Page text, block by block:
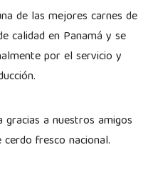
de las mejores carnes de
calidad en Panamá y se
por el servicio y
gracias a nuestros amigos
fresco nacional.